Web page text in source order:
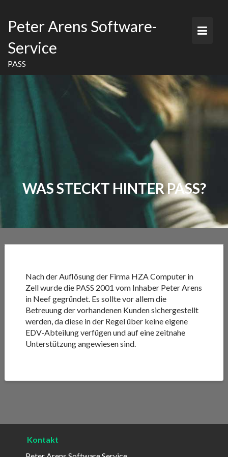
content
Peter Arens Software-
Service
PASS
WAS STECKT HINTER PASS?
Nach der Auflösung der Firma HZA Computer in
Zell wurde die PASS 2001 vom Inhaber Peter Arens
in Neef gegründet. Es sollte vor allem die
Betreuung der vorhandenen Kunden sichergestellt
werden, da diese in der Regel über keine eigene
EDV-Abteilung verfügen und auf eine zeitnahe
Unterstützung angewiesen sind.
Kontakt